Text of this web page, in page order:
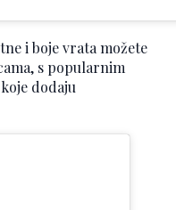
i boje vrata možete
s popularnim
dodaju